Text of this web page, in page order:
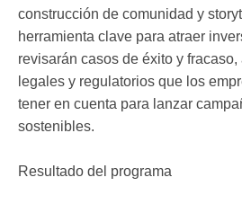
construcción de comunidad y
herramienta clave para atraer
revisarán casos de éxito y
legales y regulatorios que los
tener en cuenta para lanzar
sostenibles.
Resultado del programa